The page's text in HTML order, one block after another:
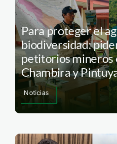
Para proteger el
biodiversidad:
petitorios mineros
Chambira y
Noticias